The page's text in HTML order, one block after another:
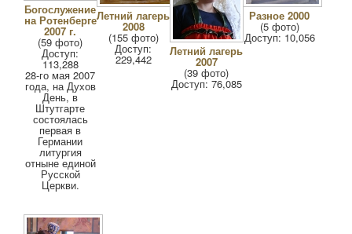
Богослужение
на Ротенберге
2007 г.
(59 фото)
Доступ:
113,288
28-го мая 2007
года, на Духов
День, в
Штутгарте
состоялась
первая в
Германии
литургия
отныне единой
Русской
Церкви.
Летний лагерь
2008
(155 фото)
Доступ:
229,442
Летний лагерь
2007
(39 фото)
Доступ: 76,085
Разное 2000
(5 фото)
Доступ: 10,056